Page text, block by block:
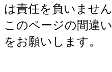
は責任を負いません
このページの間違
をお願いします。